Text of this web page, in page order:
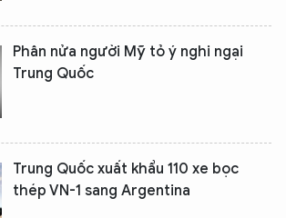
Phân nửa người Mỹ tỏ ý nghi ngại
Trung Quốc
Trung Quốc xuất khẩu 110 xe bọc
thép VN-1 sang Argentina